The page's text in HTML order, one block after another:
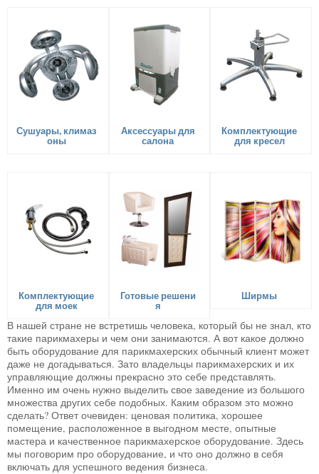
Сушуары, климаз
оны
Аксессуары для
салона
Комплектующие
для кресел
Комплектующие
для моек
Готовые решени
я
Ширмы
В нашей стране не встретишь человека, который бы не знал, кто
такие парикмахеры и чем они занимаются. А вот какое должно
быть оборудование для парикмахерских обычный клиент может
даже не догадываться. Зато владельцы парикмахерских и их
управляющие должны прекрасно это себе представлять.
Именно им очень нужно выделить свое заведение из большого
множества других себе подобных. Каким образом это можно
сделать? Ответ очевиден: ценовая политика, хорошее
помещение, расположенное в выгодном месте, опытные
мастера и качественное парикмахерское оборудование. Здесь
мы поговорим про оборудование, и что оно должно в себя
включать для успешного ведения бизнеса.